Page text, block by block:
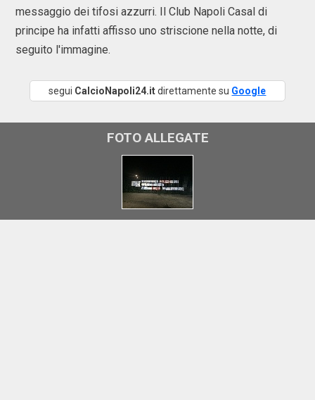
messaggio dei tifosi azzurri. Il Club Napoli Casal di
principe ha infatti affisso uno striscione nella notte, di
seguito l'immagine.
segui CalcioNapoli24.itdirettamente su Google
FOTO ALLEGATE